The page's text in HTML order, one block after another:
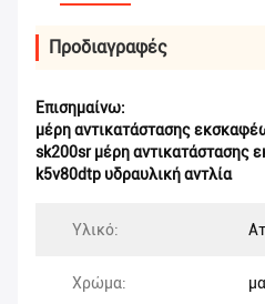
Προδιαγραφές
Επισημαίνω:
μέρη αντικατάστασης
sk200sr μέρη αντικατάστασης
k5v80dtp υδραυλική αντλία
Υλικό:
Χρώμα: